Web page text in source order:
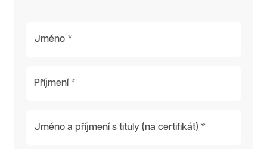
Jméno *
Příjmení *
Jméno a příjmení s tituly (na certifikát) *